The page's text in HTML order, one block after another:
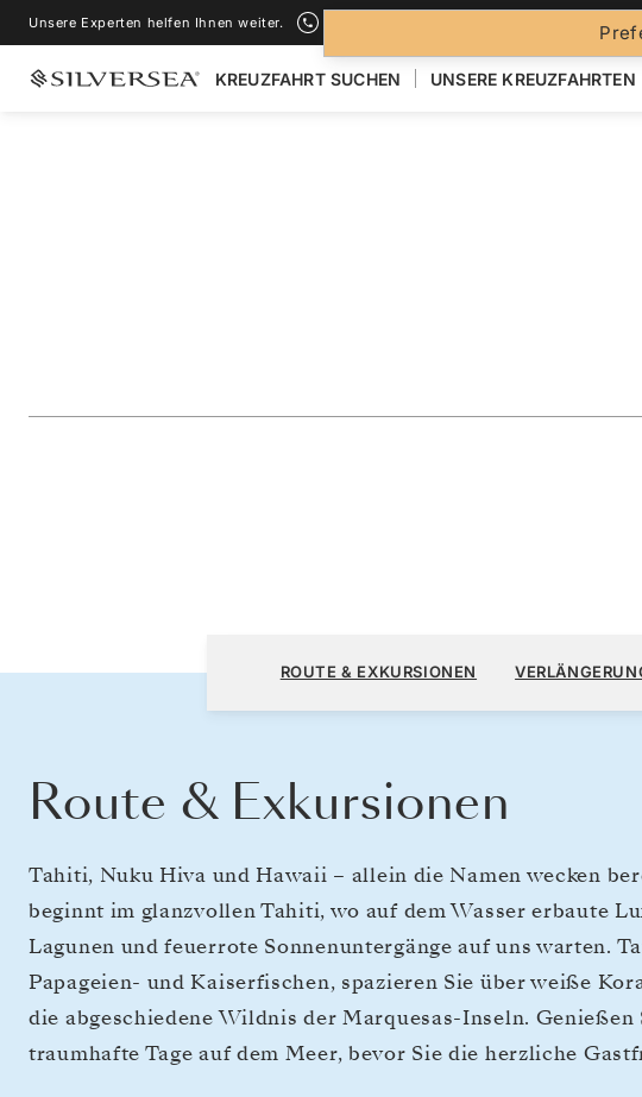
Unsere Experten helfen Ihnen weiter.
KREUZFAHRT SUCHEN UNSERE KREUZFAHRTEN
Papeete (Tahiti) nach Honolulu, Oahu, Hawaii
ROUTE & EXKURSIONEN
Route & Exkursionen
Tahiti, Nuku Hiva und Hawaii – allein die Namen wecken
beginnt im glanzvollen Tahiti, wo auf dem Wasser erbaute
Lagunen und feuerrote Sonnenuntergänge auf uns warten.
Papageien- und Kaiserfischen, spazieren Sie über weiße
die abgeschiedene Wildnis der Marquesas-Inseln.
traumhafte Tage auf dem Meer, bevor Sie die herzliche